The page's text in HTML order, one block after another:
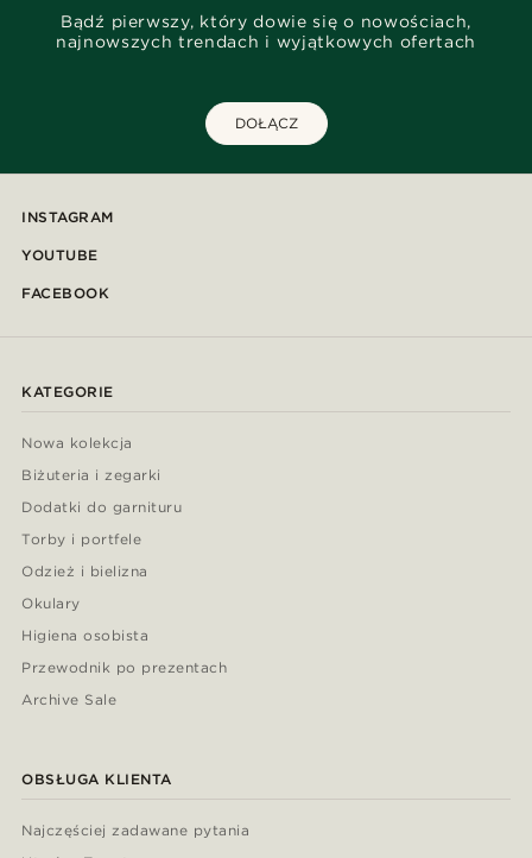
Bądź pierwszy, który dowie się o nowościach,
najnowszych trendach i wyjątkowych ofertach
DOŁĄCZ
INSTAGRAM
YOUTUBE
FACEBOOK
KATEGORIE
Nowa kolekcja
Biżuteria i zegarki
Dodatki do garnituru
Torby i portfele
Odzież i bielizna
Okulary
Higiena osobista
Przewodnik po prezentach
Archive Sale
OBSŁUGA KLIENTA
Najczęściej zadawane pytania